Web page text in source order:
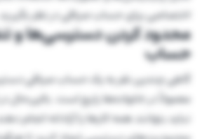
اختصاصی برای حساب صرافی در نظر بگیرید.
محدود کردن دسترسی‌ها و
حساب
گاهی چندین نفر به یک حساب صرافی
معمولاً در خانواده‌ها رایج است. بااین‌حال
نباید بتوانند همه کارها را آزادانه انجام